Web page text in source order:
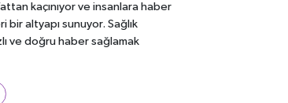
kaçınıyor ve insanlara haber
bir altyapı sunuyor. Sağlık
ve doğru haber sağlamak